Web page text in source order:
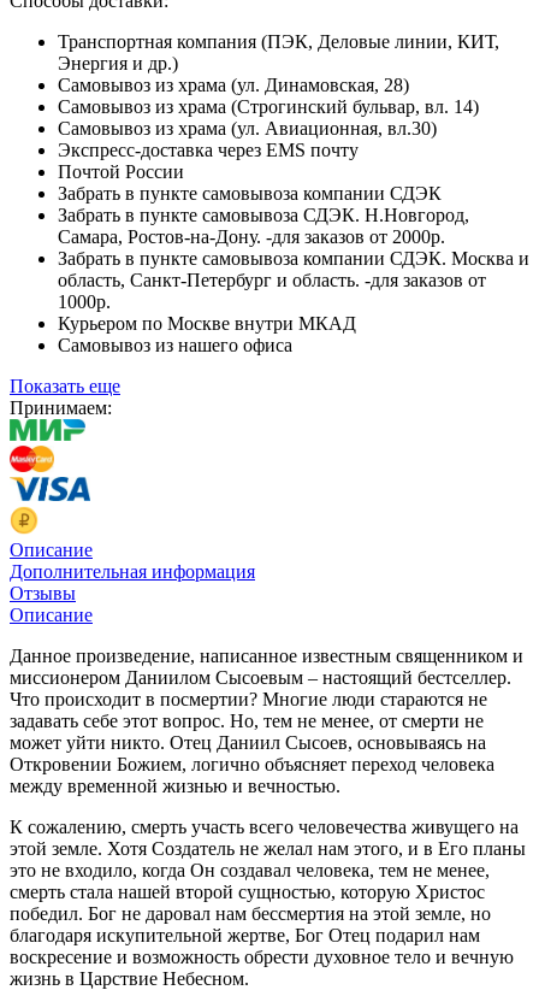
Транспортная компания (ПЭК, Деловые линии, КИТ,
Энергия и др.)
Самовывоз из храма (ул. Динамовская, 28)
Самовывоз из храма (Строгинский бульвар, вл. 14)
Самовывоз из храма (ул. Авиационная, вл.30)
Экспресс-доставка через EMS почту
Почтой России
Забрать в пункте самовывоза компании СДЭК
Забрать в пункте самовывоза СДЭК. Н.Новгород,
Самара, Ростов-на-Дону. -для заказов от 2000р.
Забрать в пункте самовывоза компании СДЭК. Москва и
область, Санкт-Петербург и область. -для заказов от
1000р.
Курьером по Москве внутри МКАД
Самовывоз из нашего офиса
Показать еще
Принимаем:
Описание
Дополнительная информация
Отзывы
Описание
Данное произведение, написанное известным священником и
миссионером Даниилом Сысоевым – настоящий бестселлер.
Что происходит в посмертии? Многие люди стараются не
задавать себе этот вопрос. Но, тем не менее, от смерти не
может уйти никто. Отец Даниил Сысоев, основываясь на
Откровении Божием, логично объясняет переход человека
между временной жизнью и вечностью.
К сожалению, смерть участь всего человечества живущего на
этой земле. Хотя Создатель не желал нам этого, и в Его планы
это не входило, когда Он создавал человека, тем не менее,
смерть стала нашей второй сущностью, которую Христос
победил. Бог не даровал нам бессмертия на этой земле, но
благодаря искупительной жертве, Бог Отец подарил нам
воскресение и возможность обрести духовное тело и вечную
жизнь в Царствие Небесном.